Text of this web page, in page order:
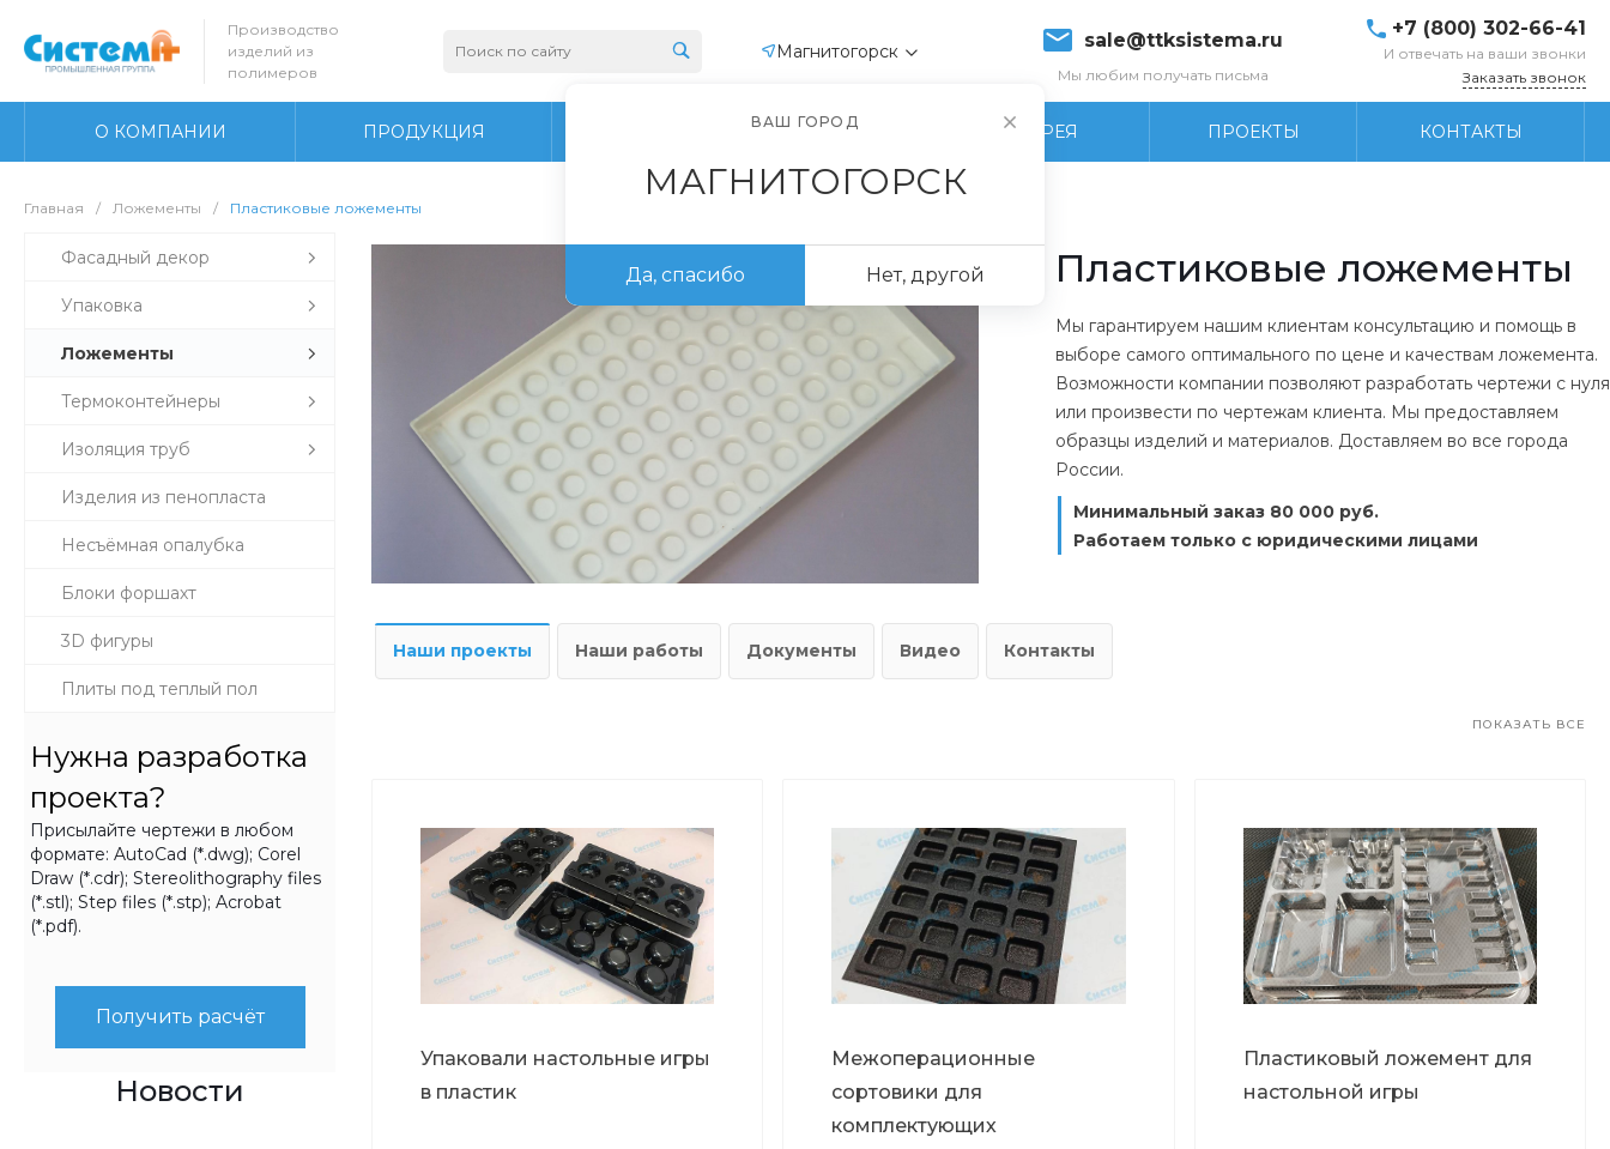
Производство
изделий из
полимеров
Магнитогорск sale@ttksistema.ru
Мы любим получать письма
+7 (800) 302-66-41
И отвечать на ваши звонки
Заказать звонок
О КОМПАНИИ ПРОДУКЦИЯ ПРОИЗВОДСТВО ФОТОГАЛЕРЕЯ ПРОЕКТЫ КОНТАКТЫ
Главная / Ложементы / Пластиковые ложементы
Фасадный декор
Упаковка
Ложементы
Термоконтейнеры
Изоляция труб
Изделия из пенопласта
Несъёмная опалубка
Блоки форшахт
3D фигуры
Плиты под теплый пол
Нужна разработка
проекта?
Присылайте чертежи в любом
формате: AutoCad (*.dwg); Corel
Draw (*.cdr); Stereolithography files
(*.stl); Step files (*.stp); Acrobat
(*.pdf).
Получить расчёт
Новости
Пластиковые ложементы
Мы гарантируем нашим клиентам консультацию и помощь в
выборе самого оптимального по цене и качествам ложемента.
Возможности компании позволяют разработать чертежи с нуля
или произвести по чертежам клиента. Мы предоставляем
образцы изделий и материалов. Доставляем во все города
России.
Минимальный заказ 80 000 руб.
Работаем только с юридическими лицами
Наши проекты Наши работы Документы Видео Контакты
ПОКАЗАТЬ ВСЕ
Упаковали настольные игры
в пластик
Межоперационные
сортовики для
комплектующих
Пластиковый ложемент для
настольной игры
ВАШ ГОРОД
МАГНИТОГОРСК
Да, спасибо Нет, другой